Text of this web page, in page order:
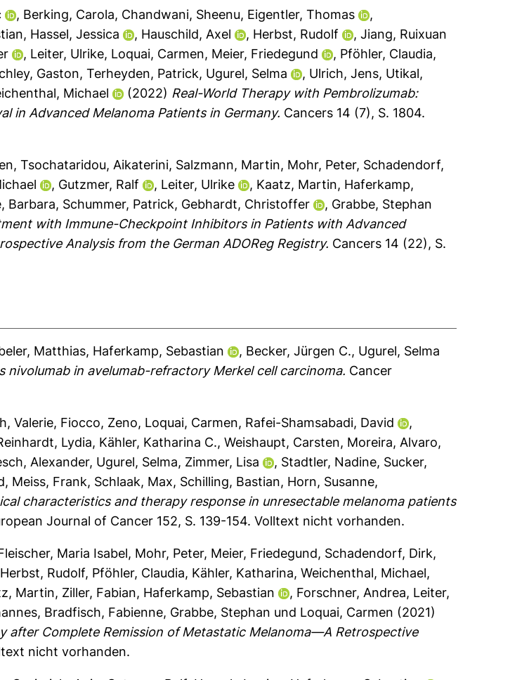
, Berking, Carola, Chandwani, Sheenu, Eigentler, Thomas
,
, Hassel, Jessica , Hauschild, Axel , Herbst, Rudolf ,Jiang, Ruixuan
, Leiter, Ulrike, Loquai, Carmen, Meier, Friedegund , Pföhler, Claudia,
Gaston,Terheyden, Patrick, Ugurel, Selma , Ulrich, Jens, Utikal,
Michael (2022) Real-World Therapy with Pembrolizumab:
in Advanced Melanoma Patients in Germany. Cancers 14 (7), S. 1804.
,Tsochataridou, Aikaterini, Salzmann, Martin, Mohr, Peter, Schadendorf,
, Gutzmer, Ralf , Leiter, Ulrike , Kaatz, Martin, Haferkamp,
Barbara, Schummer, Patrick, Gebhardt, Christoffer , Grabbe, Stephan
with Immune-Checkpoint Inhibitors in Patients with Advanced
Analysis from the German ADOReg Registry. Cancers 14 (22), S.
Matthias, Haferkamp, Sebastian , Becker, Jürgen C., Ugurel, Selma
nivolumab in avelumab-refractory Merkel cell carcinoma. Cancer
Valerie, Fiocco, Zeno, Loquai, Carmen, Rafei-Shamsabadi, David
,
Lydia, Kähler, Katharina C.,Weishaupt, Carsten, Moreira, Alvaro,
Alexander, Ugurel, Selma, Zimmer, Lisa , Stadtler, Nadine, Sucker,
, Meiss, Frank, Schlaak, Max, Schilling, Bastian, Horn, Susanne,
characteristics and therapy response in unresectable melanoma patients
Journal of Cancer 152, S. 139-154.Volltext nicht vorhanden.
Maria Isabel, Mohr, Peter, Meier, Friedegund, Schadendorf, Dirk,
Herbst, Rudolf, Pföhler, Claudia, Kähler, Katharina,Weichenthal, Michael,
Martin, Ziller, Fabian, Haferkamp, Sebastian , Forschner, Andrea, Leiter,
, Bradfisch, Fabienne, Grabbe, Stephan und Loquai, Carmen (2021)
after Complete Remission of Metastatic Melanoma—A Retrospective
nicht vorhanden.